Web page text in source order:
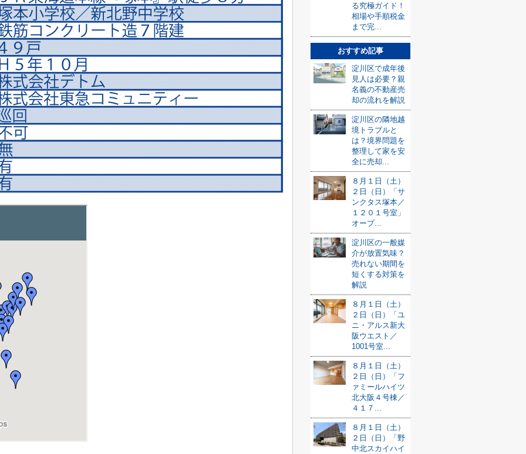
る究極ガイド！
相場や手順税金
まで完...
おすすめ記事
淀川区で成年後
見人は必要？親
名義の不動産売
却の流れを解説
淀川区の隣地越
境トラブルと
は？境界問題を
整理して家を安
全に売却...
８月１日（土）
２日（日）「サ
ンクタス塚本／
１２０１号室」
オープ...
淀川区の一般媒
介が放置気味？
売れない期間を
短くする対策を
解説
８月１日（土）
２日（日）「ユ
ニ・アルス新大
阪ウエスト／
1001号室...
８月１日（土）
２日（日）「フ
ァミールハイツ
北大阪４号棟／
４１７...
８月１日（土）
２日（日）「野
中北スカイハイ